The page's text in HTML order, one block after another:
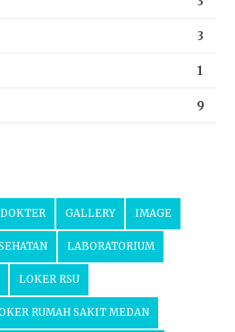
3
1
9
DOKTER GALLERY IMAGE
LABORATORIUM
LOKER RSU
RUMAH SAKIT MEDAN